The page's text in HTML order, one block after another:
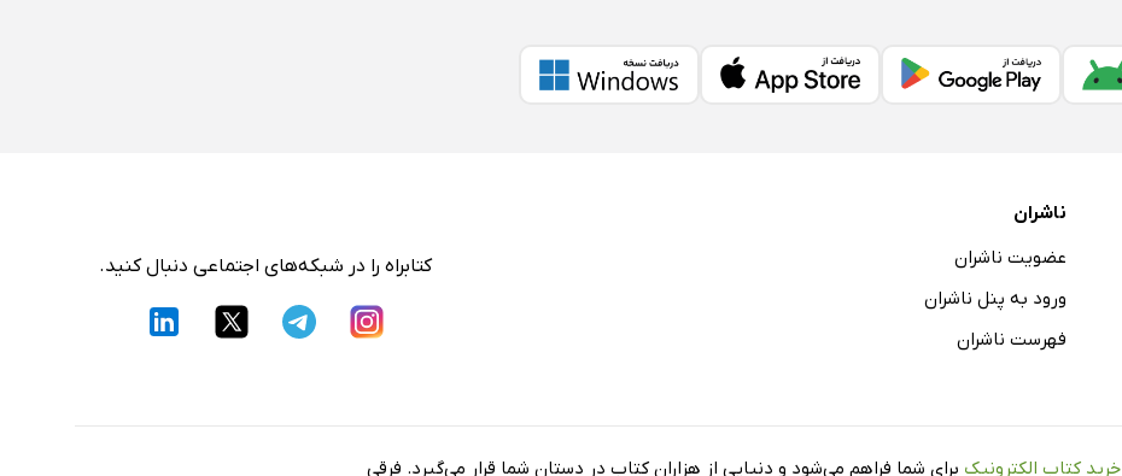
ناشران
عضویت ناشران
ورود به پنل ناشران
فهرست ناشران
کتابراه را در شبکه‌های اجتماعی دنبال کنید.
خرید کتاب الکترونیک برای شما فراهم می‌شود و دنیایی از هزاران کتاب در دستان شما قرار می‌گیرد. فرقی